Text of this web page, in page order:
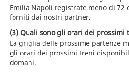
Emilia Napoli registrate meno di 72
forniti dai nostri partner.
(3) Quali sono gli orari dei prossimi
La griglia delle prossime partenze
gli orari dei prossimi treni
domani.